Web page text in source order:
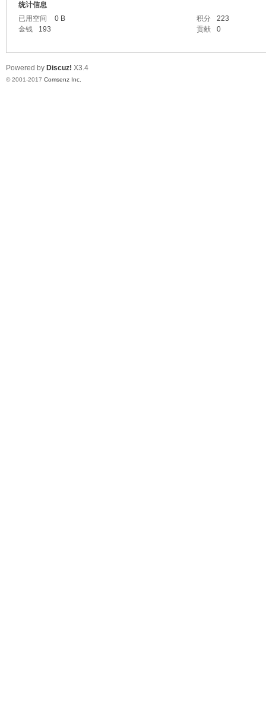
论
统计信息
已用空间
0 B 积分
223
金钱
193 贡献 0
Powered by Discuz! X3.4
© 2001-2017 Comsenz Inc.